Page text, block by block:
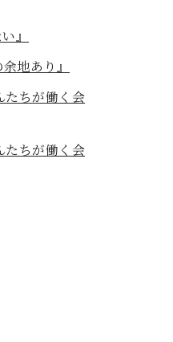
』
地あり』
たちが働く会
たちが働く会